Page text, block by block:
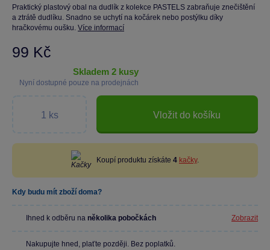
Praktický plastový obal na dudlík z kolekce PASTELS zabraňuje znečištění
a ztrátě dudlíku. Snadno se uchytí na kočárek nebo postýlku díky
hračkovému oušku. Více informací
99 Kč
skladem 2 kusy
Nyní dostupné pouze na prodejnách
Vložit do košíku
Koupí produktu získáte 4 kačky.
Kdy budu mít zboží doma?
Ihned k odběru na několika pobočkách Zobrazit
Nakupujte hned, plaťte později. Bez poplatků.